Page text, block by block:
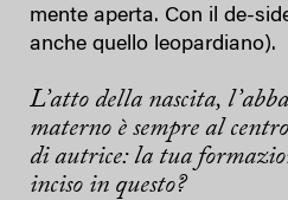
mente aperta. Con il de-
anche quello leopardiano).
L’atto della nascita,
materno è sempre al
di autrice: la tua
inciso in questo?